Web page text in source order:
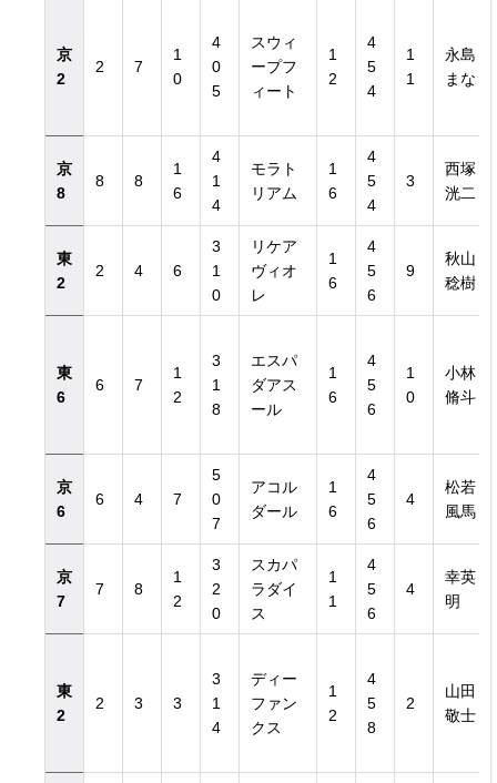
京
2
2 7
1
0
4
0
5
スウィ
ープフ
ィート
1
2
4
5
4
1
1
永島
まな
京
8
8 8
1
6
4
1
4
モラト
リアム
1
6
4
5
4
3
西塚
洸二
東
2
2 4 6
3
1
0
リケア
ヴィオ
レ
1
6
4
5
6
9
秋山
稔樹
東
6
6 7
1
2
3
1
8
エスパ
ダアス
ール
1
6
4
5
6
1
0
小林
脩斗
京
6
6 4 7
5
0
7
アコル
ダール
1
6
4
5
6
4
松若
風馬
京
7
7 8
1
2
3
2
0
スカパ
ラダイ
ス
1
1
4
5
6
4
幸英
明
東
2
2 3 3
3
1
4
ディー
ファン
クス
1
2
4
5
8
2
山田
敬士